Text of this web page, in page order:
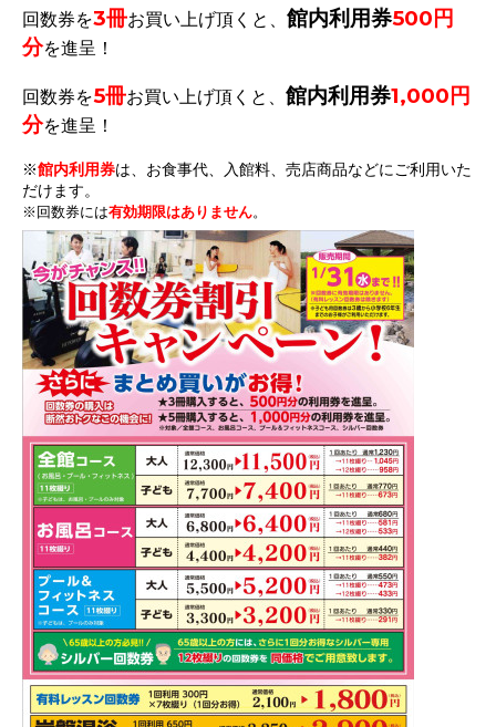
回数券を3冊お買い上げ頂くと、 館内利用券500円
分を進呈！
回数券を5冊お買い上げ頂くと、 館内利用券1,000円
分を進呈！
※館内利用券は、お食事代、入館料、売店商品などにご利用いた
だけます。
※回数券には有効期限はありません。